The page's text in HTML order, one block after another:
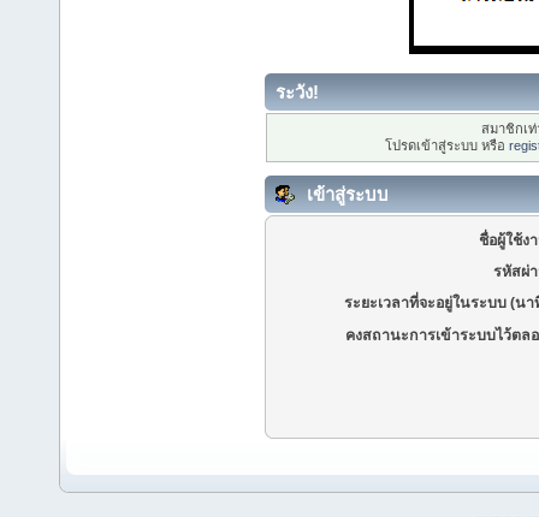
ระวัง!
สมาชิกเ
โปรดเข้าสู่ระบบ หรือ
เข้าสู่ระบบ
ชื่อผู้ใช้ง
รหัสผ่
ระยะเวลาที่จะอยู่ในระบบ (นา
คงสถานะการเข้าระบบไว้ตล